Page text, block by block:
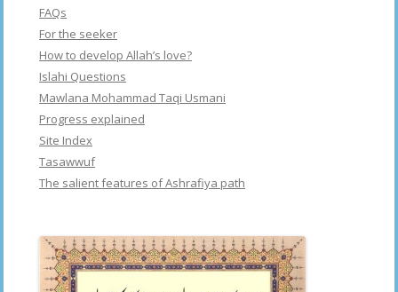
FAQs
For the seeker
How to develop Allah’s love?
Islahi Questions
Mawlana Mohammad Taqi Usmani
Progress explained
Site Index
Tasawwuf
The salient features of Ashrafiya path